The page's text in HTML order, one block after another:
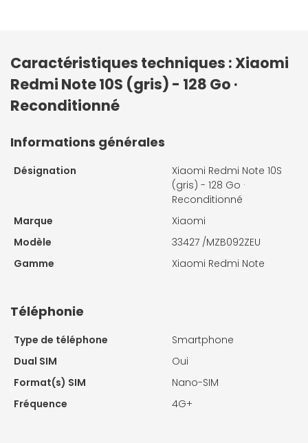
Caractéristiques techniques : Xiaomi
Redmi Note 10S (gris) - 128 Go ·
Reconditionné
Informations générales
Désignation
Xiaomi Redmi Note 10S
(gris) - 128 Go ·
Reconditionné
Marque
Xiaomi
Modèle
33427 /MZB092ZEU
Gamme
Xiaomi Redmi Note
Téléphonie
Type de téléphone
Smartphone
Dual SIM
Oui
Format(s) SIM
Nano-SIM
Fréquence
4G+